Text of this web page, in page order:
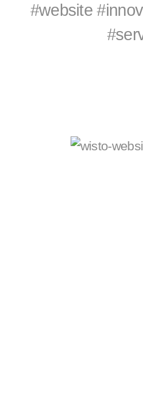
#website